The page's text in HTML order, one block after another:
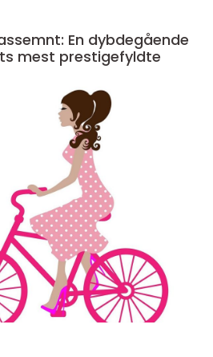
En dybdegående
mest prestigefyldte